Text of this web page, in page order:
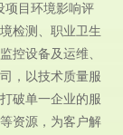
目环境影响评
检测、职业卫生
控设备及运维、
，以技术质量服
破单一企业的服
资源，为客户解